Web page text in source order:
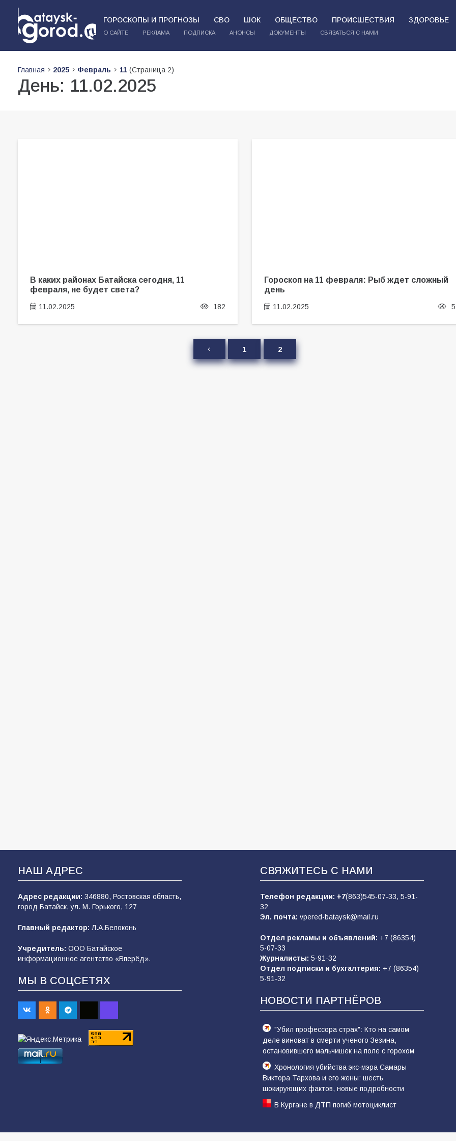
ГОРОСКОПЫ И ПРОГНОЗЫ СВО ШОК ОБЩЕСТВО ПРОИСШЕСТВИЯ ЗДОРОВЬЕ
О САЙТЕ РЕКЛАМА ПОДПИСКА АНОНСЫ ДОКУМЕНТЫ СВЯЗАТЬСЯ С НАМИ
Главная 2025 Февраль 11(Страница 2)
День: 11.02.2025
В каких районах Батайска сегодня, 11
февраля, не будет света?
11.02.2025 182
Гороскоп на 11 февраля: Рыб ждет сложный
день
11.02.2025
1 2
НАШ АДРЕС
Адрес редакции: 346880, Ростовская область,
город Батайск, ул. М. Горького, 127
Главный редактор: Л.А.Белоконь
Учредитель: ООО Батайское
информационное агентство «Вперёд».
МЫ В СОЦСЕТЯХ
СВЯЖИТЕСЬ С НАМИ
Телефон редакции: +7(863)545-07-33, 5-91-
32
Эл. почта: vpered-bataysk@mail.ru
Отдел рекламы и объявлений: +7 (86354)
5-07-33
Журналисты: 5-91-32
Отдел подписки и бухгалтерия: +7 (86354)
5-91-32
НОВОСТИ ПАРТНЁРОВ
"Убил профессора страх": Кто на самом
деле виноват в смерти ученого Зезина,
остановившего мальчишек на поле с горохом
Хронология убийства экс-мэра Самары
Виктора Тархова и его жены: шесть
шокирующих фактов, новые подробности
В Кургане в ДТП погиб мотоциклист